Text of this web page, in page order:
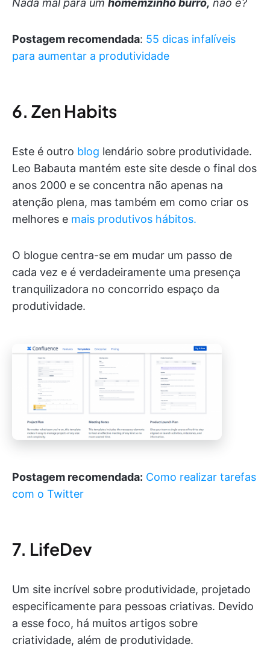
Nada mal para um homemzinho burro, não é?
Postagem recomendada: 55 dicas infalíveis
para aumentar a produtividade
6. Zen Habits
Este é outro blog lendário sobre produtividade.
Leo Babauta mantém este site desde o final dos
anos 2000 e se concentra não apenas na
atenção plena, mas também em como criar os
melhores e mais produtivos hábitos.
O blogue centra-se em mudar um passo de
cada vez e é verdadeiramente uma presença
tranquilizadora no concorrido espaço da
produtividade.
Postagem recomendada: Como realizar tarefas
com o Twitter
7. LifeDev
Um site incrível sobre produtividade, projetado
especificamente para pessoas criativas. Devido
a esse foco, há muitos artigos sobre
criatividade, além de produtividade.